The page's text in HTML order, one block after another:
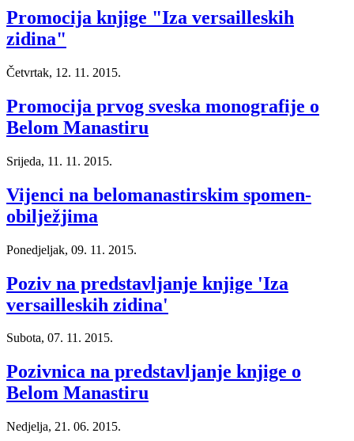
Promocija knjige "Iza versailleskih
zidina"
Četvrtak, 12. 11. 2015.
Promocija prvog sveska monografije o
Belom Manastiru
Srijeda, 11. 11. 2015.
Vijenci na belomanastirskim spomen-
obilježjima
Ponedjeljak, 09. 11. 2015.
Poziv na predstavljanje knjige 'Iza
versailleskih zidina'
Subota, 07. 11. 2015.
Pozivnica na predstavljanje knjige o
Belom Manastiru
Nedjelja, 21. 06. 2015.